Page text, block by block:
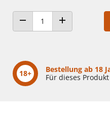
ANZAHL VERRINGERN
ANZAHL
18+
Bestellung ab 18
Für dieses